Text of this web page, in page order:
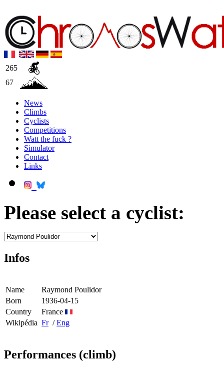
265
67
News
Climbs
Cyclists
Competitions
Watt the fuck ?
Simulator
Contact
Links
Please select a cyclist:
Infos
Name
Raymond Poulidor
Born
1936-04-15
Country
France
Wikipédia Fr/Eng
Performances (climb)